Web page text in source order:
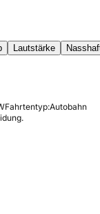
Lautstärke
Fahrtentyp:Autobahn